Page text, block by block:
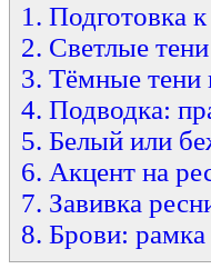
1. Подготовка
2. Светлые
3. Тёмные тени
4. Подводка:
5. Белый или
6. Акцент на
7. Завивка
8. Брови: рамка